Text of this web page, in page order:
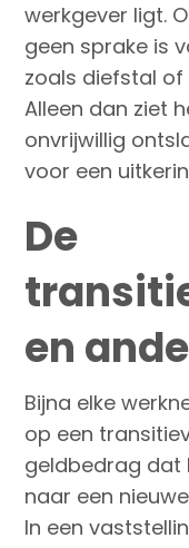
werkgever ligt.
geen sprake is
zoals diefstal
Alleen dan ziet
onvrijwillig
voor een
De
en
Bijna elke
op een
geldbedrag dat
naar een
In een